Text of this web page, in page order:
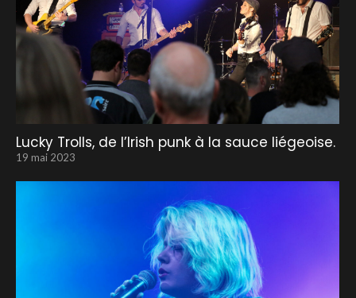
Lucky Trolls, de l’Irish punk à la sauce liégeoise.
19 mai 2023